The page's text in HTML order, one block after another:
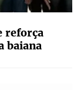
reforça
baiana